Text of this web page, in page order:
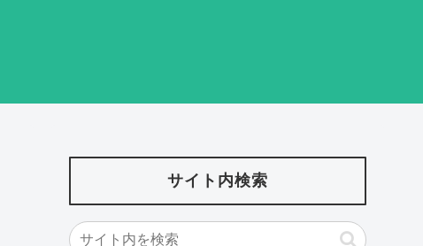
サイト内検索